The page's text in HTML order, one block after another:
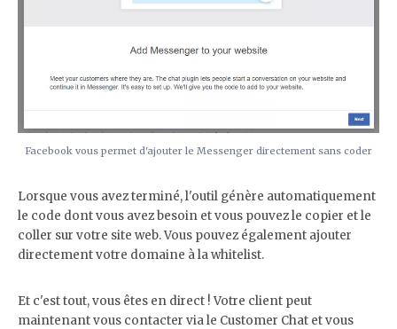
Facebook vous permet d'ajouter le Messenger directement sans coder
Lorsque vous avez terminé, l'outil génère automatiquement
le code dont vous avez besoin et vous pouvez le copier et le
coller sur votre site web. Vous pouvez également ajouter
directement votre domaine à la whitelist.
Et c'est tout, vous êtes en direct ! Votre client peut
maintenant vous contacter via le Customer Chat et vous